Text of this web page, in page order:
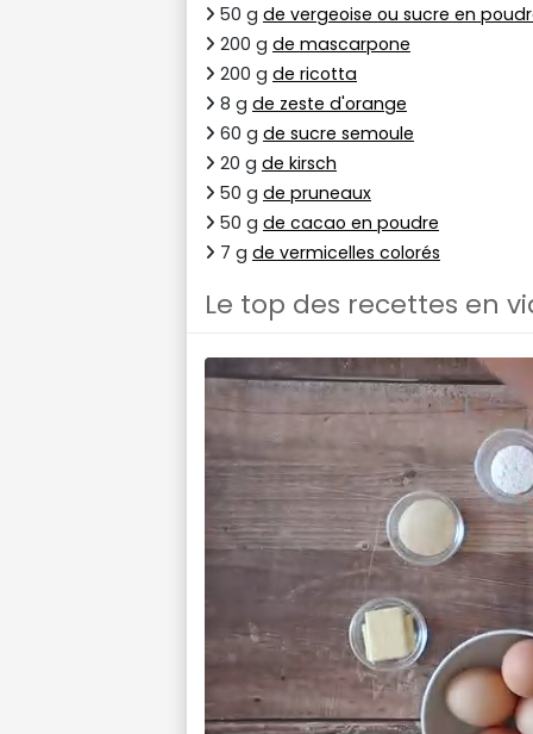
50 g de vergeoise ou sucre en
200 g de mascarpone
200 g de ricotta
8 g de zeste d'orange
60 g de sucre semoule
20 g de kirsch
50 g de pruneaux
50 g de cacao en poudre
7 g de vermicelles colorés
Le top des recettes en